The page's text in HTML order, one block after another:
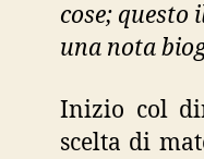
cose; questo
una nota
Inizio col
scelta di